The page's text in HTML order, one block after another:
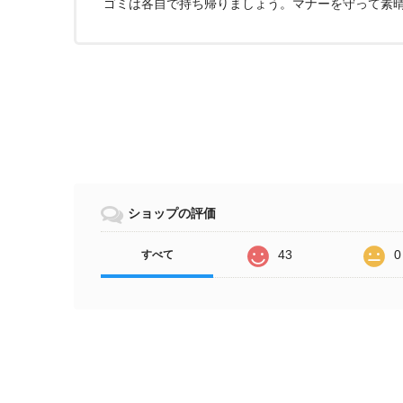
ゴミは各自で持ち帰りましょう。マナーを守って素
ショップの評価
すべて 43 0